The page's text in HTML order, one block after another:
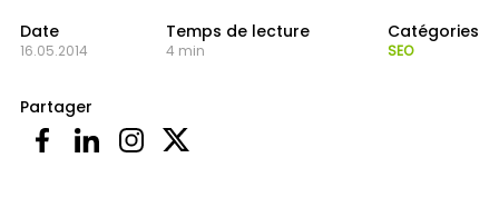
Date
16.05.2014
Temps de lecture
4 min
Catégories
SEO
Partager